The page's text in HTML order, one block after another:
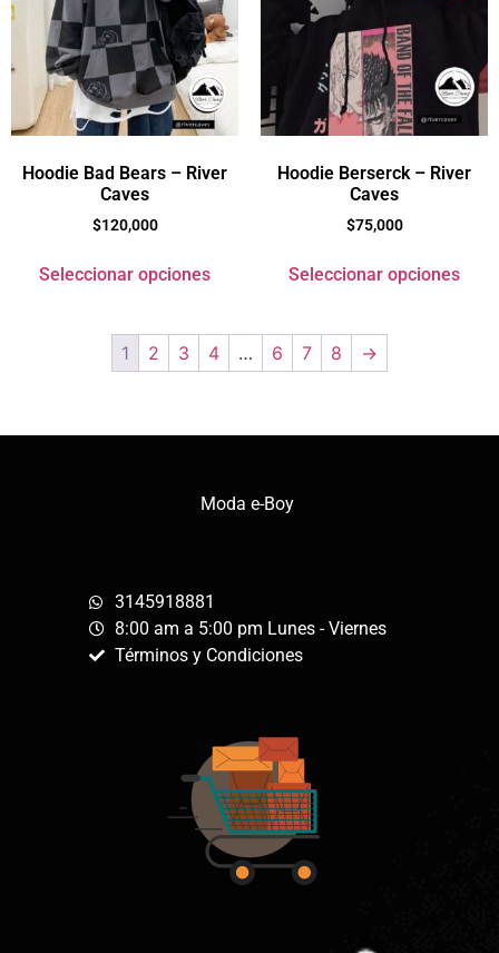
Hoodie Bad Bears – River
Caves
$120,000
Seleccionar opciones
Hoodie Berserck – River
Caves
$75,000
Seleccionar opciones
1 2 3 4 … 6 7 8 →
Moda e-Boy
3145918881
8:00 am a 5:00 pm Lunes - Viernes
Términos y Condiciones